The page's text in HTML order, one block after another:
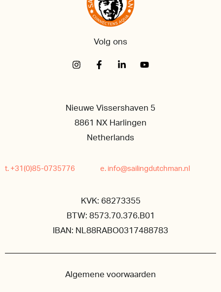
Volg ons
Nieuwe Vissershaven 5
8861 NX Harlingen
Netherlands
t. +31(0)85-0735776 e. info@sailingdutchman.nl
KVK: 68273355
BTW: 8573.70.376.B01
IBAN: NL88RABO0317488783
Algemene voorwaarden